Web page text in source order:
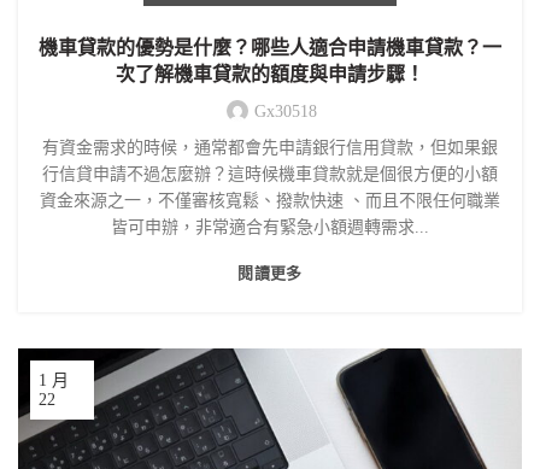
機車貸款的優勢是什麼？哪些人適合申請機車貸款？一
次了解機車貸款的額度與申請步驟！
Gx30518
有資金需求的時候，通常都會先申請銀行信用貸款，但如果銀
行信貸申請不過怎麼辦？這時候機車貸款就是個很方便的小額
資金來源之一，不僅審核寬鬆、撥款快速 、而且不限任何職業
皆可申辦，非常適合有緊急小額週轉需求...
閱讀更多
22
1 月